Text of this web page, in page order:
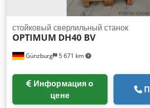
объявлениями, чтобы получить полное
нашем ассортименте.
Günzburg 5 671 km
стойковый сверлильный станок
OPTIMUM DH40 BV
цене